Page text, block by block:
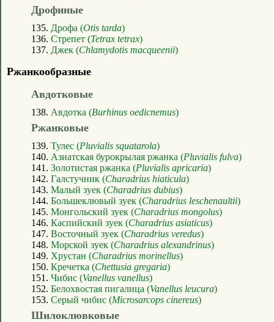
Дрофиные
135. Дрофа (Otis tarda)
136. Стрепет (Tetrax tetrax)
137. Джек (Chlamydotis macqueenii)
Ржанкообразные
Авдотковые
138. Авдотка (Burhinus oedicnemus)
Ржанковые
139. Тулес (Pluvialis squatarola)
140. Азиатская бурокрылая ржанка (Pluvialis fulva)
141. Золотистая ржанка (Pluvialis apricaria)
142. Галстучник (Charadrius hiaticula)
143. Малый зуек (Charadrius dubius)
144. Большеклювый зуек (Charadrius leschenaultii)
145. Монгольский зуек (Charadrius mongolus)
146. Каспийский зуек (Charadrius asiaticus)
147. Восточный зуек (Charadrius veredus)
148. Морской зуек (Charadrius alexandrinus)
149. Хрустан (Charadrius morinellus)
150. Кречетка (Chettusia gregaria)
151. Чибис (Vanellus vanellus)
152. Белохвостая пигалица (Vanellus leucura)
153. Серый чибис (Microsarcops cinereus)
Шилоклювковые